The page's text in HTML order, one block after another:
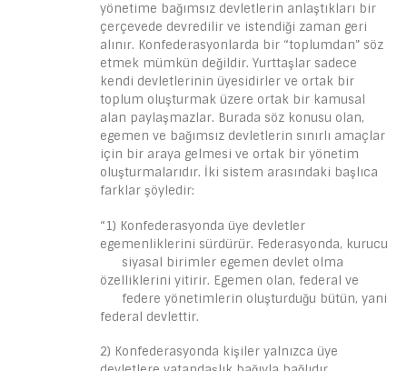
yönetime bağımsız devletlerin anlaştıkları bir
çerçevede devredilir ve istendiği zaman geri
alınır. Konfederasyonlarda bir “toplumdan” söz
etmek mümkün değildir. Yurttaşlar sadece
kendi devletlerinin üyesidirler ve ortak bir
toplum oluşturmak üzere ortak bir kamusal
alan paylaşmazlar. Burada söz konusu olan,
egemen ve bağımsız devletlerin sınırlı amaçlar
için bir araya gelmesi ve ortak bir yönetim
oluşturmalarıdır. İki sistem arasındaki başlıca
farklar şöyledir:
“1) Konfederasyonda üye devletler
egemenliklerini sürdürür. Federasyonda, kurucu
siyasal birimler egemen devlet olma
özelliklerini yitirir. Egemen olan, federal ve
federe yönetimlerin oluşturduğu bütün, yani
federal devlettir.
2) Konfederasyonda kişiler yalnızca üye